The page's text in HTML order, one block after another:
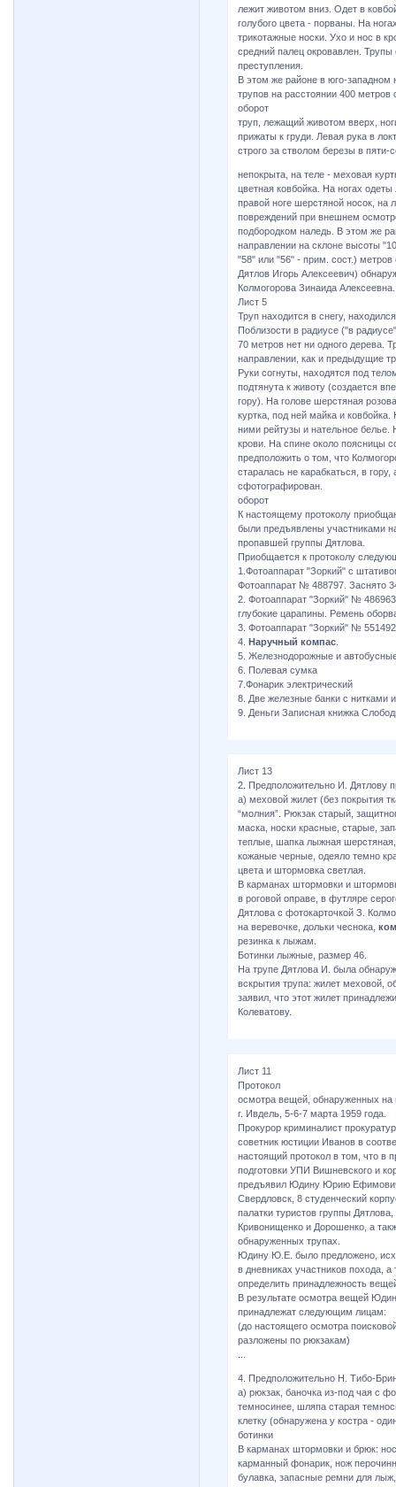
лежит животом вниз. Одет в
голубого цвета - порваны. На
трикотажные носки. Ухо и нос в
средний палец окровавлен.
преступления.
В этом же районе в юго-западном
трупов на расстоянии 400 метров
оборот
труп, лежащий животом вверх,
прижаты к груди. Левая рука в
строго за стволом березы в
непокрыта, на теле - меховая
цветная ковбойка. На ногах
правой ноге шерстяной носок,
повреждений при внешнем
подбородком наледь. В этом же
направлении на склоне высоты
"58" или "56" - прим. сост.) метров
Дятлов Игорь Алексеевич)
Колмогорова Зинаида Алексеевна.
Лист 5
Труп находится в снегу,
Поблизости в радиусе ("в
70 метров нет ни одного дерева.
направлении, как и предыдущие
Руки согнуты, находятся под
подтянута к животу (создается
гору). На голове шерстяная
куртка, под ней майка и
ними рейтузы и нательное
крови. На спине около поясницы
предположить о том, что
старалась не карабкаться, в
сфотографирован.
оборот
К настоящему протоколу
были предъявлены участниками
пропавшей группы Дятлова.
Приобщается к протоколу
1.Фотоаппарат "Зоркий" с
Фотоаппарат № 488797. Заснято
2. Фотоаппарат "Зоркий" №
глубокие царапины. Ремень
3. Фотоаппарат "Зоркий" №
4. Наручный компас.
5. Железнодорожные и
6. Полевая сумка
7.Фонарик электрический
8. Две железные банки с нитками и
9. Деньги Записная книжка
Лист 13
2. Предположительно И. Дятлову
а) меховой жилет (без покрытия
“молния”. Рюкзак старый,
маска, носки красные, старые,
теплые, шапка лыжная
кожаные черные, одеяло темно
цвета и штормовка светлая.
В карманах штормовки и
в роговой оправе, в футляре
Дятлова с фотокарточкой З.
на веревочке, дольки чеснока,
резинка к лыжам.
Ботинки лыжные, размер 46.
На трупе Дятлова И. была
вскрытия трупа: жилет
заявил, что этот жилет
Колеватову.
Лист 11
Протокол
осмотра вещей, обнаруженных на
г. Ивдель, 5-6-7 марта 1959 года.
Прокурор криминалист
советник юстиции Иванов в
настоящий протокол в том, что в
подготовки УПИ Вишневского и
предъявил Юдину Юрию
Свердловск, 8 студенческий
палатки туристов группы
Кривонищенко и Дорошенко, а
обнаруженных трупах.
Юдину Ю.Е. было предложено,
в дневниках участников похода,
определить принадлежность
В результате осмотра вещей
принадлежат следующим лицам:
(до настоящего осмотра
разложены по рюкзакам)
4. Предположительно Н. Тибо-
а) рюкзак, баночка из-под чая с
темносинее, шляпа старая
клетку (обнаружена у костра -
ботинки
В карманах штормовки и брюк:
карманный фонарик, нож
булавка, запасные ремни для лыж,